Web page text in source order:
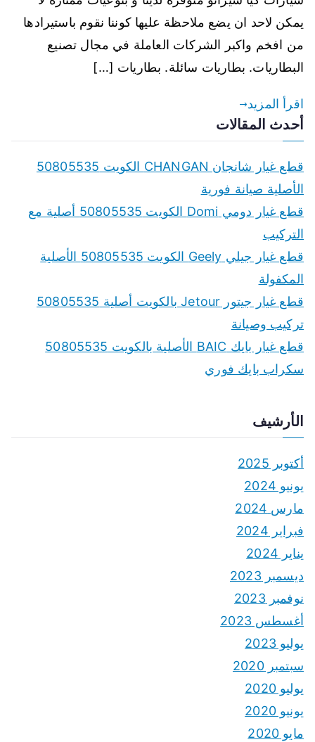
يمكن لاحد ان يضع ملاحظة عليها كوننا نقوم باستيرادها
من افخم واكبر الشركات العاملة في مجال تصنيع
البطاريات. بطاريات سائلة. بطاريات […]
اقرأ المزيد
أحدث المقالات
قطع غيار شانجان CHANGAN الكويت 50805535
الأصلية صيانة فورية
قطع غيار دومي Domi الكويت 50805535 أصلية مع
التركيب
قطع غيار جيلي Geely الكويت 50805535 الأصلية
المكفولة
قطع غيار جيتور Jetour بالكويت أصلية 50805535
تركيب وصيانة
قطع غيار بايك BAIC الأصلية بالكويت 50805535
سكراب بايك فوري
الأرشيف
أكتوبر 2025
يونيو 2024
مارس 2024
فبراير 2024
يناير 2024
ديسمبر 2023
نوفمبر 2023
أغسطس 2023
يوليو 2023
سبتمبر 2020
يوليو 2020
يونيو 2020
مايو 2020